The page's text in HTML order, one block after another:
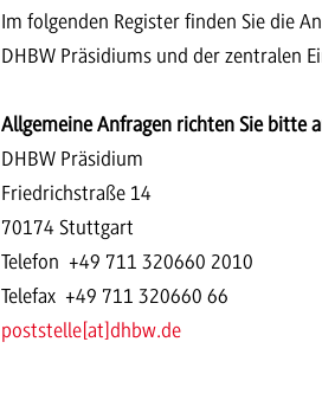
Im folgenden Register finden Sie die
DHBW Präsidiums und der zentralen
Allgemeine Anfragen richten Sie bitte
DHBW Präsidium
Friedrichstraße 14
70174 Stuttgart
Telefon +49 711 320660 2010
Telefax +49 711 320660 66
poststelle[at]dhbw.de